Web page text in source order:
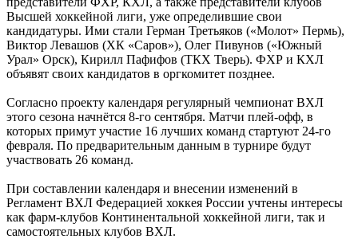
Высшей хоккейной лиги, уже определившие свои
кандидатуры. Ими стали Герман Третьяков («Молот» Пермь),
Виктор Левашов (ХК «Саров»), Олег Пивунов («Южный
Урал» Орск), Кирилл Пафифов (ТКХ Тверь). ФХР и КХЛ
объявят своих кандидатов в оргкомитет позднее.
Согласно проекту календаря регулярный чемпионат ВХЛ
этого сезона начнётся 8-го сентября. Матчи плей-офф, в
которых примут участие 16 лучших команд стартуют 24-го
февраля. По предварительным данным в турнире будут
участвовать 26 команд.
При составлении календаря и внесении изменений в
Регламент ВХЛ Федерацией хоккея России учтены интересы
как фарм-клубов Континентальной хоккейной лиги, так и
самостоятельных клубов ВХЛ.